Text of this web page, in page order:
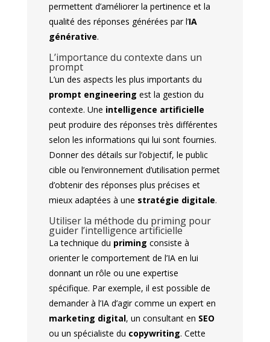
permettent d’améliorer la pertinence et la
qualité des réponses générées par l’IA
générative.
L’importance du contexte dans un
prompt
L’un des aspects les plus importants du
prompt engineering est la gestion du
contexte. Une intelligence artificielle
peut produire des réponses très différentes
selon les informations qui lui sont fournies.
Donner des détails sur l’objectif, le public
cible ou l’environnement d’utilisation permet
d’obtenir des réponses plus précises et
mieux adaptées à une stratégie digitale.
Utiliser la méthode du priming pour
guider l’intelligence artificielle
La technique du priming consiste à
orienter le comportement de l’IA en lui
donnant un rôle ou une expertise
spécifique. Par exemple, il est possible de
demander à l’IA d’agir comme un expert en
marketing digital, un consultant en SEO
ou un spécialiste du copywriting. Cette